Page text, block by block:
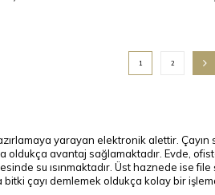
1 2
yarayan elektronik alettir.
oldukça avantaj sağlamaktadır. Evde,
su ısınmaktadır. Üst haznede ise
çayı demlemek oldukça kolay bir